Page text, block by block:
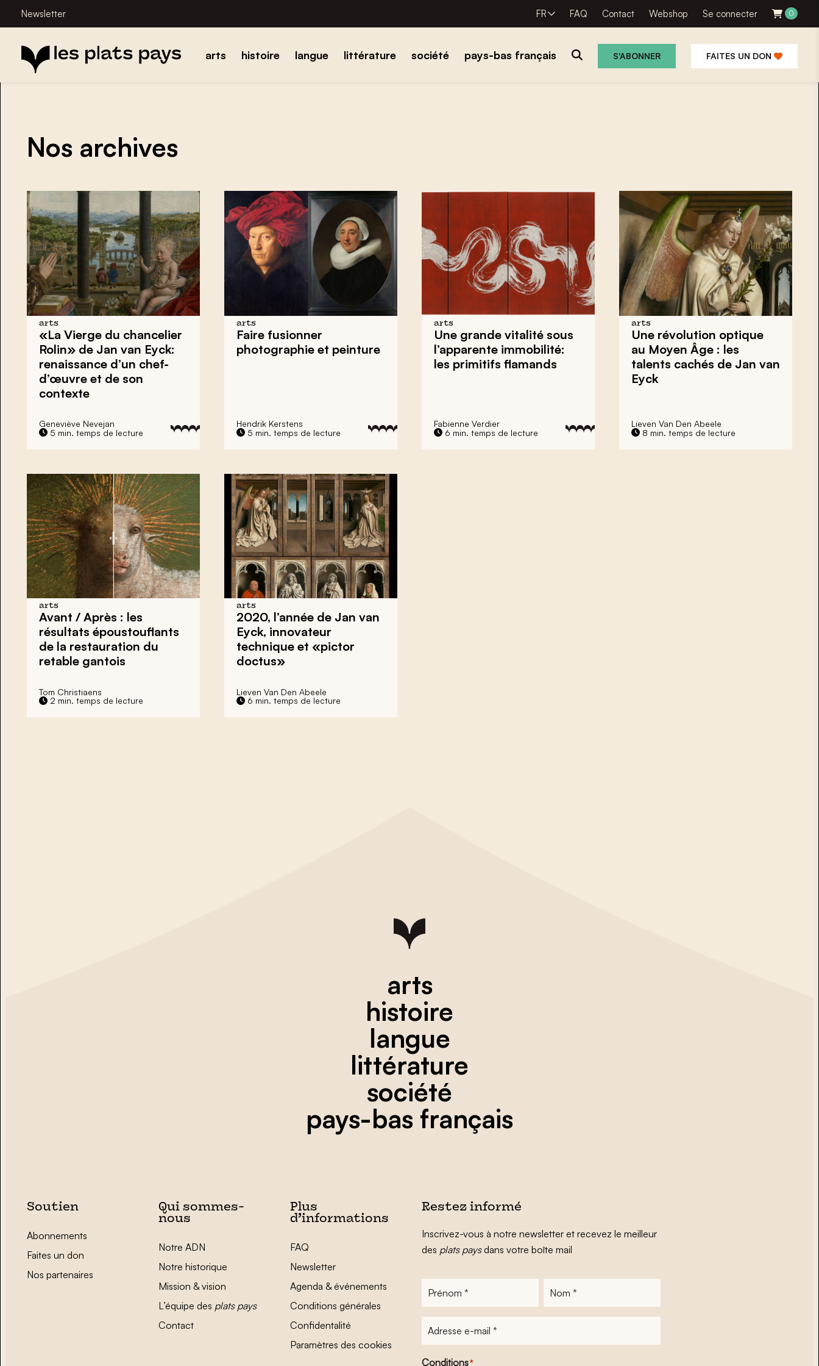
Newsletter FR FAQ Contact Webshop Se connecter 0
arts histoire langue littérature société pays-bas français S'ABONNER FAITES UN DON
Nos archives
arts
«La Vierge du chancelier
Rolin» de Jan van Eyck:
renaissance d’un chef-
d’œuvre et de son
contexte
Geneviève Nevejan
5 min. temps de lecture
arts
Faire fusionner
photographie et peinture
Hendrik Kerstens
5 min. temps de lecture
arts
Une grande vitalité sous
l’apparente immobilité:
les primitifs flamands
Fabienne Verdier
6 min. temps de lecture
arts
Une révolution optique
au Moyen Âge : les
talents cachés de Jan van
Eyck
Lieven Van Den Abeele
8 min. temps de lecture
arts
Avant / Après : les
résultats époustouflants
de la restauration du
retable gantois
Tom Christiaens
2 min. temps de lecture
arts
2020, l’année de Jan van
Eyck, innovateur
technique et «pictor
doctus»
Lieven Van Den Abeele
6 min. temps de lecture
arts
histoire
langue
littérature
société
pays-bas français
Soutien
Abonnements
Faites un don
Nos partenaires
Qui sommes-
nous
Notre ADN
Notre historique
Mission & vision
L’équipe des plats pays
Contact
Plus
d’informations
FAQ
Newsletter
Agenda & événements
Conditions générales
Confidentalité
Paramètres des cookies
Restez informé
Inscrivez-vous à notre newsletter et recevez le meilleur
des plats paysdans votre boîte mail
Prénom Nom
Adresse
mail
Conditions*